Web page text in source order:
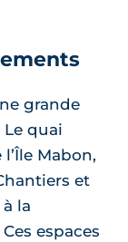
grande
quai
Mabon,
et
la
espaces